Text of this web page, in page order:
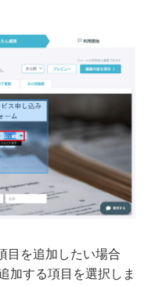
目を追加したい場合
加する項目を選択しま